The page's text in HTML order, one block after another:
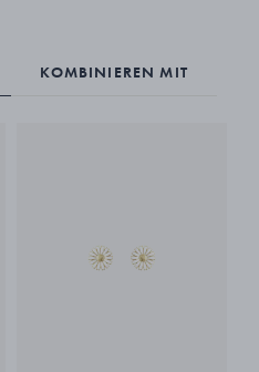
KOMBINIEREN MIT